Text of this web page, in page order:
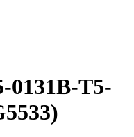
0131B-T5-
)